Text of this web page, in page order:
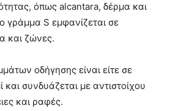
όπως alcantara, δέρμα και
S εμφανίζεται σε
και ζώνες.
οδήγησης είναι είτε σε
και συνδυάζεται με αντιστοίχου
και ραφές.